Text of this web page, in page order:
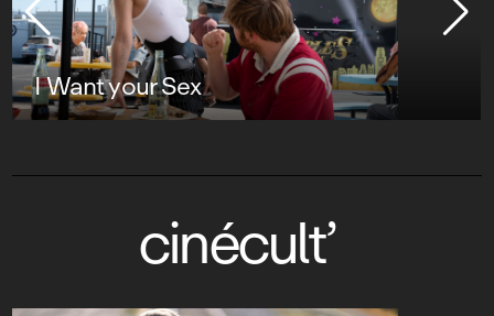
I Want your Sex
cinécult’